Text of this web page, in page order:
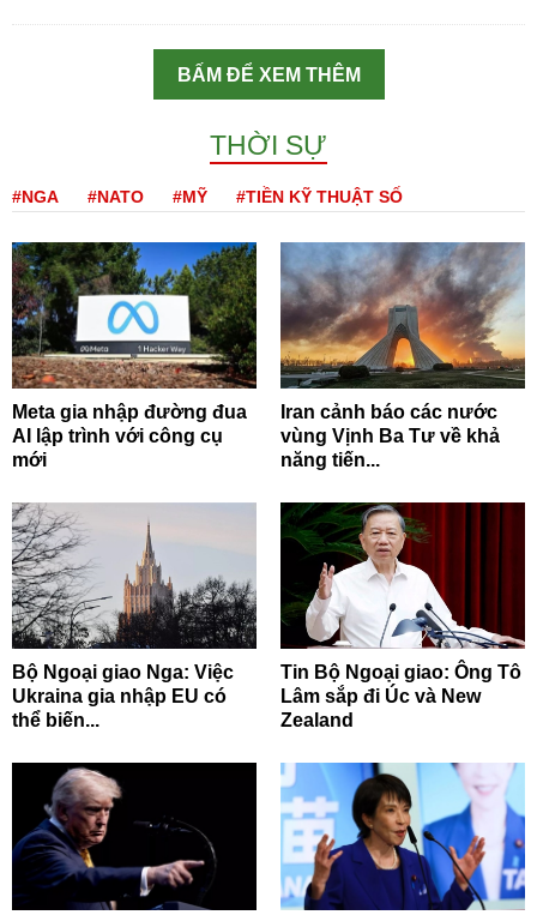
BẤM ĐỂ XEM THÊM
THỜI SỰ
#NGA #NATO #MỸ #TIỀN KỸ THUẬT SỐ
Meta gia nhập đường đua
AI lập trình với công cụ
mới
Iran cảnh báo các nước
vùng Vịnh Ba Tư về khả
năng tiến...
Bộ Ngoại giao Nga: Việc
Ukraina gia nhập EU có
thể biến...
Tin Bộ Ngoại giao: Ông Tô
Lâm sắp đi Úc và New
Zealand